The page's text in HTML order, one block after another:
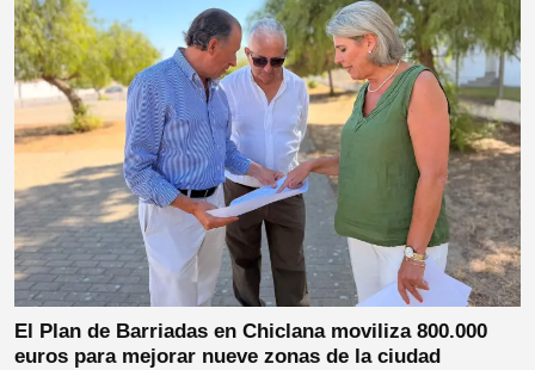
El Plan de Barriadas en Chiclana moviliza 800.000
euros para mejorar nueve zonas de la ciudad